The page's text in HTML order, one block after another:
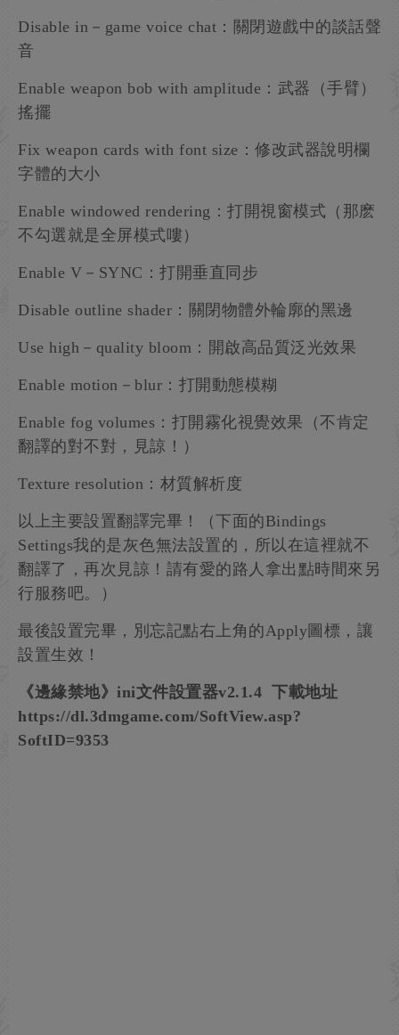
Disable in－game voice chat：關閉遊戲中的談話聲
音
Enable weapon bob with amplitude：武器（手臂）
搖擺
Fix weapon cards with font size：修改武器說明欄
字體的大小
Enable windowed rendering：打開視窗模式（那麽
不勾選就是全屏模式嘍）
Enable V－SYNC：打開垂直同步
Disable outline shader：關閉物體外輪廓的黑邊
Use high－quality bloom：開啟高品質泛光效果
Enable motion－blur：打開動態模糊
Enable fog volumes：打開霧化視覺效果（不肯定
翻譯的對不對，見諒！）
Texture resolution：材質解析度
以上主要設置翻譯完畢！（下面的Bindings
Settings我的是灰色無法設置的，所以在這裡就不
翻譯了，再次見諒！請有愛的路人拿出點時間來另
行服務吧。）
最後設置完畢，別忘記點右上角的Apply圖標，讓
設置生效！
《邊緣禁地》ini文件設置器v2.1.4 下載地址
https://dl.3dmgame.com/SoftView.asp?
SoftID=9353